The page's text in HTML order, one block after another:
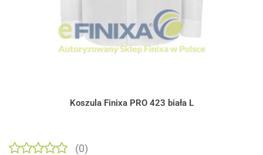
Koszula Finixa PRO 423 biała L
(0)